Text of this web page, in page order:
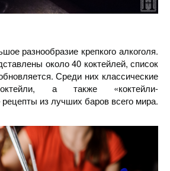
разнообразие крепкого алкоголя.
около 40 коктейлей, список
Среди них классические
а также «коктейли-
из лучших баров всего мира.